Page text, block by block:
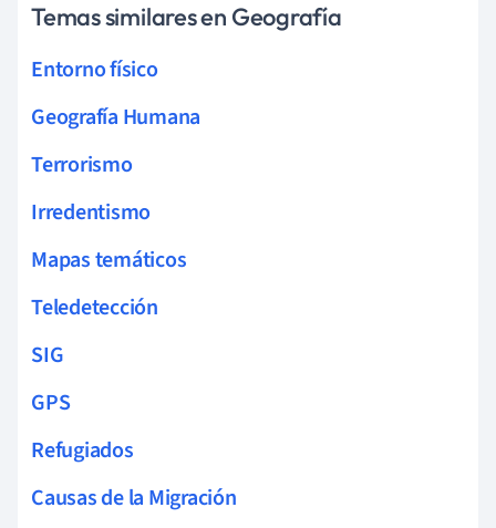
Temas similares en Geografía
Entorno físico
Geografía Humana
Terrorismo
Irredentismo
Mapas temáticos
Teledetección
SIG
GPS
Refugiados
Causas de la Migración